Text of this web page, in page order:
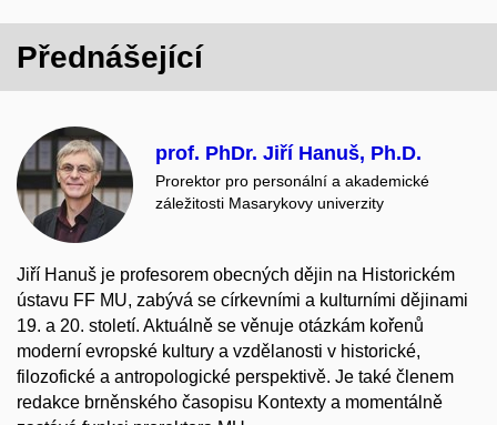
Přednášející
prof. PhDr. Jiří Hanuš, Ph.D.
Prorektor pro personální a akademické
záležitosti Masarykovy univerzity
Jiří Hanuš je profesorem obecných dějin na Historickém
ústavu FF MU, zabývá se církevními a kulturními dějinami
19. a 20. století. Aktuálně se věnuje otázkám kořenů
moderní evropské kultury a vzdělanosti v historické,
filozofické a antropologické perspektivě. Je také členem
redakce brněnského časopisu Kontexty a momentálně